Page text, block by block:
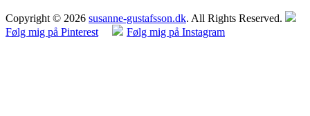
Copyright © 2026 susanne-gustafsson.dk. All Rights Reserved.
Følg mig på Pinterest
Følg mig på Instagram